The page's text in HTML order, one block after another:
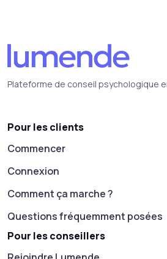
Plateforme de conseil psychologique
Pour les clients
Commencer
Connexion
Comment ça marche ?
Questions fréquemment posées
Pour les conseillers